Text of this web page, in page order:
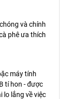
và chính
phê ưa thích
máy tính
tí hon - được
lo lắng về việc